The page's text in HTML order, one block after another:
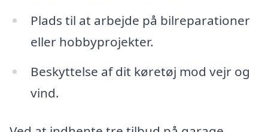
Plads til at arbejde på bilreparationer
eller hobbyprojekter.
Beskyttelse af dit køretøj mod vejr og
vind.